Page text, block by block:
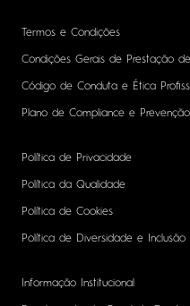
Termos e Condições
Condições Gerais de Prestação
Código de Conduta e Ética
Plano de Compliance e
Política de Privacidade
Política da Qualidade
Política de Cookies
Política de Diversidade e Inclusão
Informação Institucional